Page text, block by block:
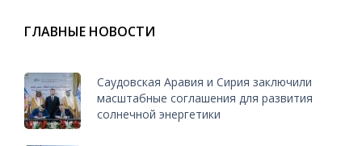
ГЛАВНЫЕ НОВОСТИ
Саудовская Аравия и Сирия заключили
масштабные соглашения для развития
солнечной энергетики